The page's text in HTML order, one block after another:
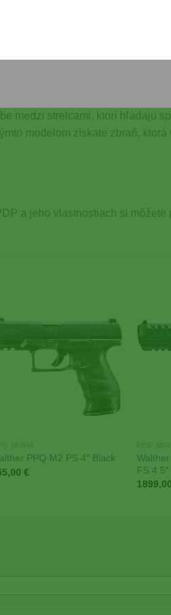
úroveň kontroly aj v
bezpečnostné prvky
ktorý poskytuje výkon,
disponuje kvalitnými
medzi strelcami, ktorí hľadajú
modelom získate zbraň,
a jeho vlastnostiach si môžete
Add to
Wishlist
PPQ M2 PS 4″ Black
€
FS 4.5″
1899,00